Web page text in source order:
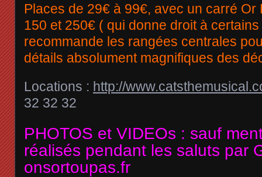
Places de 29€ à 99€, avec un carré Or
150 et 250€ ( qui donne droit à
recommande les rangées centrales
détails absolument magnifiques des
Locations : http://
32 32 32
PHOTOS et VIDEOs : sauf
réalisés pendant les saluts par
onsortoupas.fr